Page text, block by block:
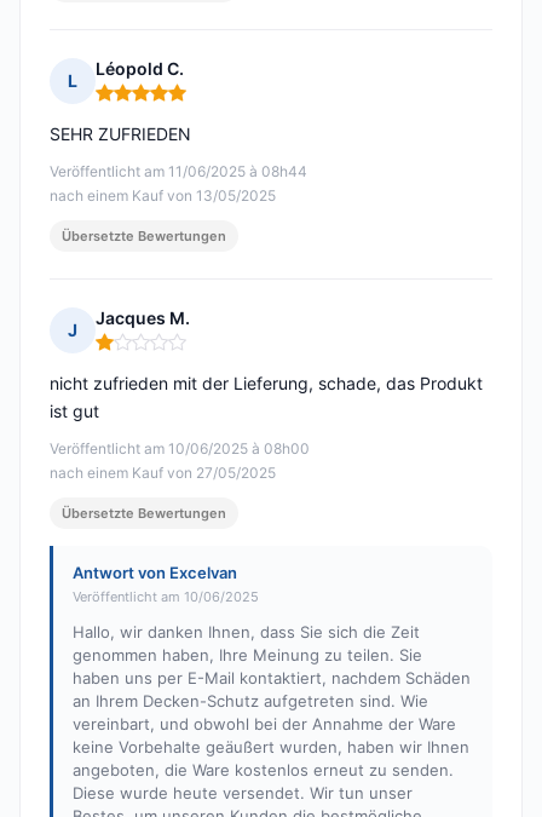
L
Léopold C.
Hinweis: 5 von 5
Veröffentlicht am 11/06/2025 à 08h44
nach einem Kauf von 13/05/2025
SEHR ZUFRIEDEN
Übersetzte Bewertungen
J
Jacques M.
Hinweis: 1 von 5
Veröffentlicht am 10/06/2025 à 08h00
nach einem Kauf von 27/05/2025
nicht zufrieden mit der Lieferung, schade, das Produkt
ist gut
Übersetzte Bewertungen
Antwort von Excelvan
Veröffentlicht am 10/06/2025
Hallo, wir danken Ihnen, dass Sie sich die Zeit
genommen haben, Ihre Meinung zu teilen. Sie
haben uns per E-Mail kontaktiert, nachdem Schäden
an Ihrem Decken-Schutz aufgetreten sind. Wie
vereinbart, und obwohl bei der Annahme der Ware
keine Vorbehalte geäußert wurden, haben wir Ihnen
angeboten, die Ware kostenlos erneut zu senden.
Diese wurde heute versendet. Wir tun unser